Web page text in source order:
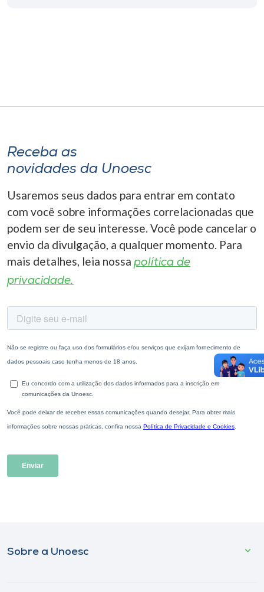
Receba as
novidades da Unoesc
Usaremos seus dados para entrar em contato
com você sobre informações correlacionadas que
podem ser de seu interesse. Você pode cancelar o
envio da divulgação, a qualquer momento. Para
mais detalhes, leia nossa política de
privacidade.
Sobre a Unoesc